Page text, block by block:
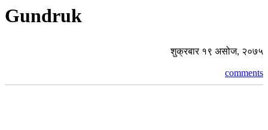
Gundruk
शुक्रबार १९ असोज, २०७५
comments